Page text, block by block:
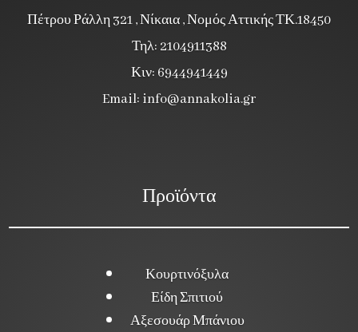
Πέτρου Ράλλη 321 , Νίκαια , Νομός Αττικής ΤΚ.18450
Τηλ: 2104911388
Κιν: 6944941449
Email: info@annakolia.gr
Προϊόντα
Κουρτινόξυλα
Είδη Σπιτιού
Αξεσουάρ Μπάνιου